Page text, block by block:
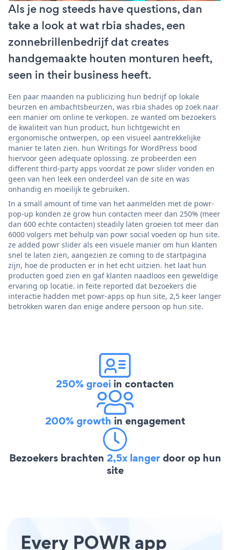
Als je nog steeds have questions, dan
take a look at wat rbia shades, een
zonnebrillenbedrijf dat creates
handgemaakte houten monturen heeft,
seen in their business heeft.
Een paar maanden na publicizing hun bedrijf op lokale
beurzen en ambachtsbeurzen, was rbia shades op zoek naar
een manier om online te verkopen. ze wanted om bezoekers
de kwaliteit van hun product, hun lichtgewicht en
ergonomische ontwerpen, op een visueel aantrekkelijke
manier te laten zien. hun Writings for WordPress bood
hiervoor geen adequate oplossing. ze probeerden een
different third-party apps voordat ze powr slider vonden en
geen van hen leek een onderdeel van de site en was
onhandig en moeilijk te gebruiken.
In a small amount of time van het aanmelden met de powr-
pop-up konden ze grow hun contacten meer dan 250% (meer
dan 600 echte contacten) steadily laten groeien tot meer dan
6000 volgers met behulp van powr social voeden op hun site.
ze added powr slider als een visuele manier om hun klanten
snel te laten zien, aangezien ze coming to de startpagina
zijn, hoe de producten er in het echt uitzien. het laat hun
producten goed zien en gaf klanten naadloos een geweldige
ervaring op locatie. in feite reported dat bezoekers die
interactie hadden met powr-apps op hun site, 2,5 keer langer
betrokken waren dan enige andere persoon op hun site.
250% groei in contacten
200% growth in engagement
Bezoekers brachten 2,5x langerdoor op hun
site
Every POWR app